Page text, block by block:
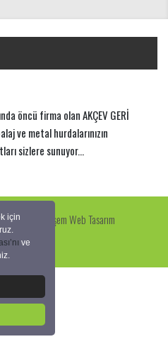
için
ve
öncü firma olan AKÇEV GERİ
ve metal hurdalarınızın
sizlere sunuyor...
Haşem Web Tasarım